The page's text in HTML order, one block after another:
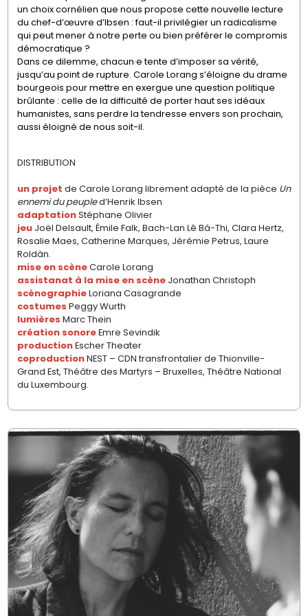
un choix cornélien que nous propose cette nouvelle lecture
du chef-d’œuvre d’Ibsen : faut-il privilégier un radicalisme
qui peut mener à notre perte ou bien préférer le compromis
démocratique ?
Dans ce dilemme, chacun·e tente d’imposer sa vérité,
jusqu’au point de rupture. Carole Lorang s’éloigne du drame
bourgeois pour mettre en exergue une question politique
brûlante : celle de la difficulté de porter haut ses idéaux
humanistes, sans perdre la tendresse envers son prochain,
aussi éloigné de nous soit-il.
DISTRIBUTION
un projet de Carole Lorang librement adapté de la pièce Un
ennemi du peupled’Henrik Ibsen
adaptationStéphane Olivier
jeu Joël Delsault, Émile Falk, Bach-Lan Lê Bá-Thi, Clara Hertz,
Rosalie Maes, Catherine Marques, Jérémie Petrus, Laure
Roldàn.
mise en scèneCarole Lorang
assistanat à la mise en scèneJonathan Christoph
scénographieLoriana Casagrande
costumes Peggy Wurth
lumières Marc Thein
création sonoreEmre Sevindik
productionEscher Theater
coproductionNEST – CDN transfrontalier de Thionville-
Grand Est, Théâtre des Martyrs – Bruxelles, Théâtre National
du Luxembourg.